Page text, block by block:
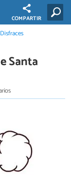
COMPARTIR
Santa